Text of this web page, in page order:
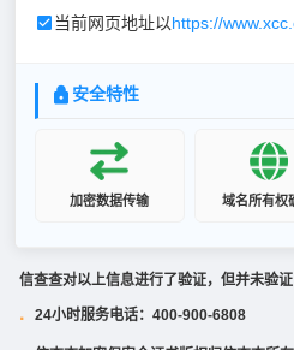
当前网页地址以https://
安全特性
加密数据传输 域名所有权
信查查对以上信息进行了验证，但并未验证
· 24小时服务电话：400-900-6808